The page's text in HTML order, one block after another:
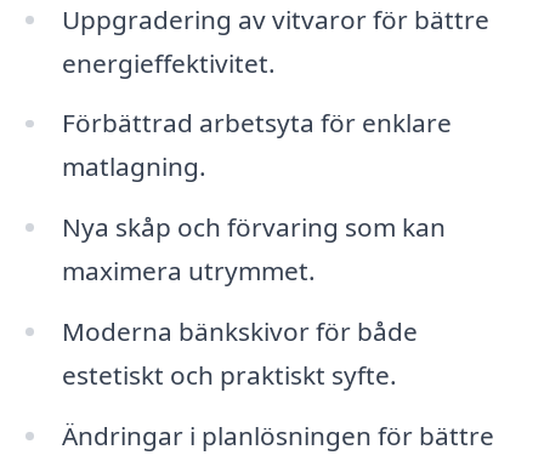
Uppgradering av vitvaror för bättre
energieffektivitet.
Förbättrad arbetsyta för enklare
matlagning.
Nya skåp och förvaring som kan
maximera utrymmet.
Moderna bänkskivor för både
estetiskt och praktiskt syfte.
Ändringar i planlösningen för bättre